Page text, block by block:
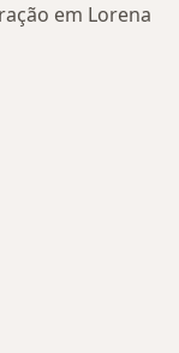
em Lorena